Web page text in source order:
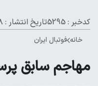
کدخبر : 5295 تاریخ انتشار : ۲۸
خانه فوتبال ایران
مهاجم سابق